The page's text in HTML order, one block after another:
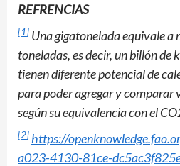
REFRENCIAS
[1] Una gigatonelada equivale a
toneladas, es decir, un billón de
tienen diferente potencial de
para poder agregar y comparar
según su equivalencia con el
[2] https://
a023-4130-81ce-